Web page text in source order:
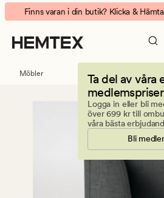
Ava
Sofföverdrag
öppen
ände
Animerad
banner.
Klicka
på
Finns varan i din butik? Klicka &
Ta del av våra
Logga in eller bli
över 699 kr till
våra bästa
Bli
Möbler